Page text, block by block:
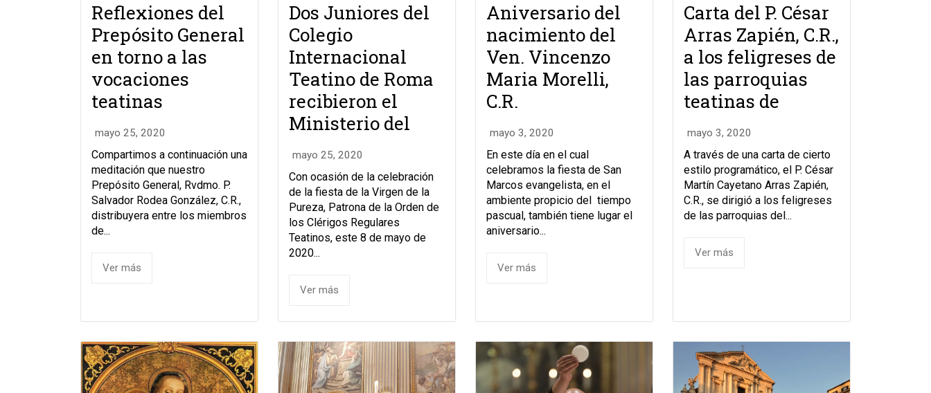
Reflexiones del
Prepósito General
en torno a las
vocaciones
teatinas
mayo 25, 2020
Compartimos a continuación una
meditación que nuestro
Prepósito General, Rvdmo. P.
Salvador Rodea González, C.R.,
distribuyera entre los miembros
de...
Ver más
Dos Juniores del
Colegio
Internacional
Teatino de Roma
recibieron el
Ministerio del
mayo 25, 2020
Con ocasión de la celebración
de la fiesta de la Virgen de la
Pureza, Patrona de la Orden de
los Clérigos Regulares
Teatinos, este 8 de mayo de
2020...
Ver más
Aniversario del
nacimiento del
Ven. Vincenzo
Maria Morelli,
C.R.
mayo 3, 2020
En este día en el cual
celebramos la fiesta de San
Marcos evangelista, en el
ambiente propicio del tiempo
pascual, también tiene lugar el
aniversario...
Ver más
Carta del P. César
Arras Zapién, C.R.,
a los feligreses de
las parroquias
teatinas de
mayo 3, 2020
A través de una carta de cierto
estilo programático, el P. César
Martín Cayetano Arras Zapién,
C.R., se dirigió a los feligreses
de las parroquias del...
Ver más